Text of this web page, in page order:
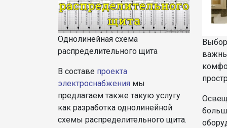
Однолинейная схема
распределительного щита
В составе проекта
электроснабжения мы
предлагаем также такую услугу
как разработка однолинейной
схемы распределительного щита.